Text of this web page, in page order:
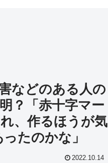
などのある人の
？「赤十字マー
、作るほうが気
たのかな」
2022.10.14